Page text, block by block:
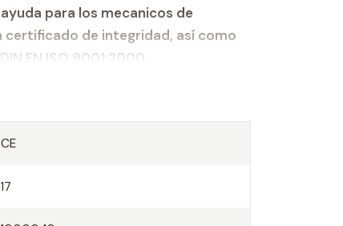
para los mecanicos de
certificado de integridad, así como
EN ISO 9001:2000.
de 1/2" y mangos en T